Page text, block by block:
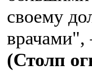
своему
врачами",
(Столп